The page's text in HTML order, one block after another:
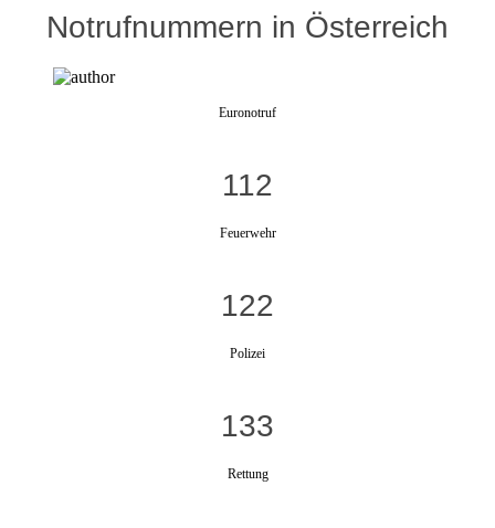
Notrufnummern in Österreich
Euronotruf
112
Feuerwehr
122
Polizei
133
Rettung